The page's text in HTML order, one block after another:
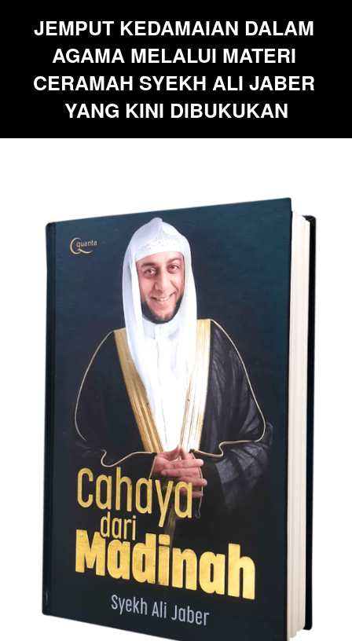
JEMPUT KEDAMAIAN DALAM
AGAMA MELALUI MATERI
CERAMAH SYEKH ALI JABER
YANG KINI DIBUKUKAN